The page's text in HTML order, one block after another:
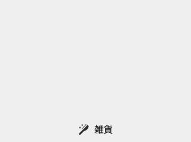
雑貨